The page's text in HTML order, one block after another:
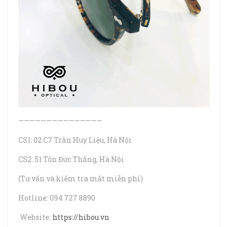
———————————————
CS1: 02.C7 Trần Huy Liệu, Hà Nội
CS2: 51 Tôn Đức Thắng, Hà Nội
(Tư vấn và kiểm tra mắt miễn phí)
Hotline: 094 727 8890
Website: https://hibou.vn